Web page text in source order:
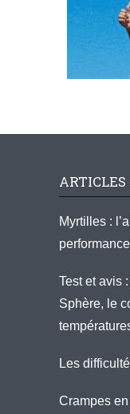
ARTICLES
Myrtilles :
Test et avis
Sphère, le
Les
Crampes